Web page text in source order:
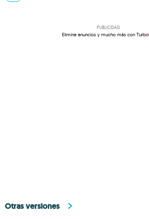
PUBLICIDAD
Elimina anuncios y mucho más con Turbo
Otras versiones